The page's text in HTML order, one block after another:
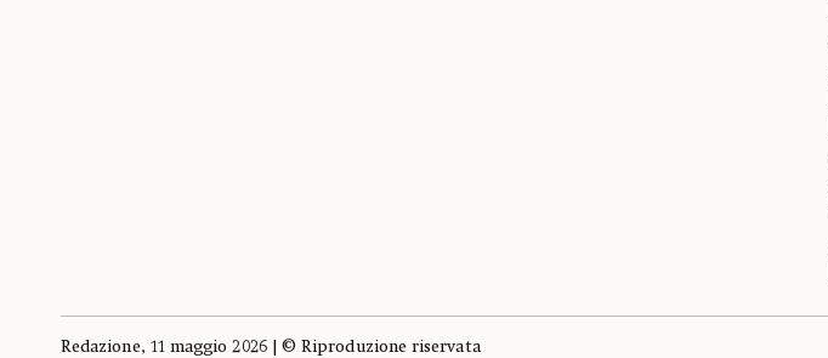
Redazione, 11 maggio 2026 | © Riproduzione riservata